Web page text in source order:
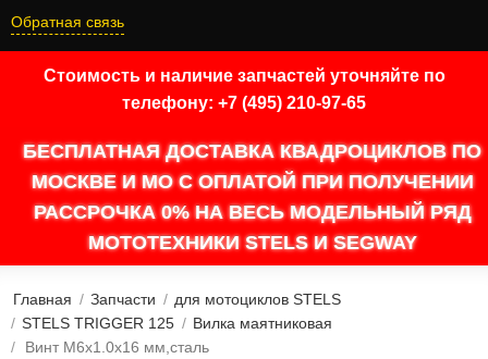
Обратная связь
Стоимость и наличие запчастей уточняйте по
телефону: +7 (495) 210-97-65
БЕСПЛАТНАЯ ДОСТАВКА КВАДРОЦИКЛОВ ПО
МОСКВЕ И МО С ОПЛАТОЙ ПРИ ПОЛУЧЕНИИ
РАССРОЧКА 0% НА ВЕСЬ МОДЕЛЬНЫЙ РЯД
МОТОТЕХНИКИ STELS И SEGWAY
Главная / Запчасти / для мотоциклов STELS
/ STELS TRIGGER 125 / Вилка маятниковая
/
Винт M6х1.0х16 мм,сталь